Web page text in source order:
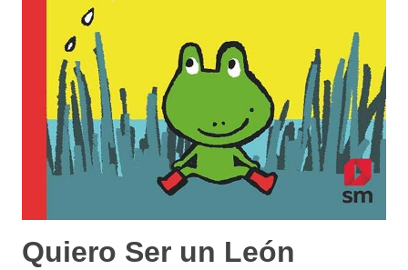
Quiero Ser un León